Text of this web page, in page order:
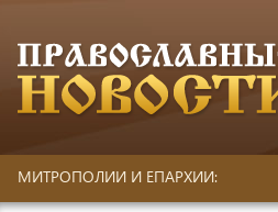
МИТРОПОЛИИ И ЕПАРХИИ: